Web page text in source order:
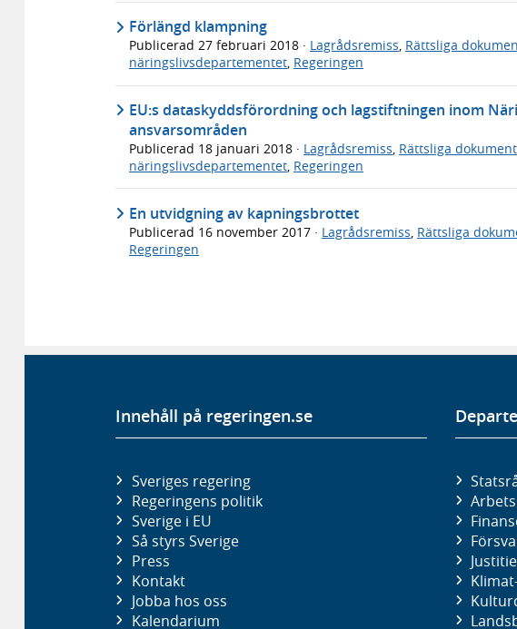
Förlängd klampning
Publicerad 27 februari 2018 · Lagrådsremiss, Rättsliga
näringslivsdepartementet, Regeringen
EU:s dataskyddsförordning och lagstiftningen inom
ansvarsområden
Publicerad 18 januari 2018 · Lagrådsremiss, Rättsliga dokument
näringslivsdepartementet, Regeringen
En utvidgning av kapningsbrottet
Publicerad 16 november 2017 · Lagrådsremiss Rättsliga
Regeringen
Innehåll på regeringen.se
Sveriges regering
Regeringens politik
Sverige i EU
Så styrs Sverige
Press
Kontakt
Jobba hos oss
Kalendarium